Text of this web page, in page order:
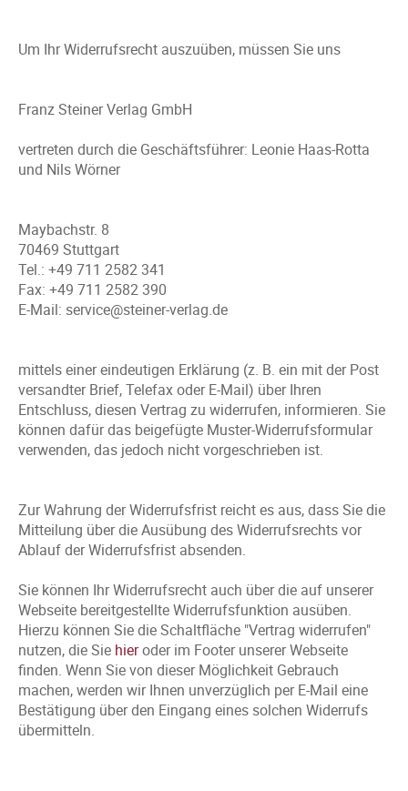
Um Ihr Widerrufsrecht auszuüben, müssen Sie uns
Franz Steiner Verlag GmbH
vertreten durch die Geschäftsführer: Leonie Haas-Rotta
und Nils Wörner
Maybachstr. 8
70469 Stuttgart
Tel.: +49 711 2582 341
Fax: +49 711 2582 390
E-Mail: service@steiner-verlag.de
mittels einer eindeutigen Erklärung (z. B. ein mit der Post
versandter Brief, Telefax oder E-Mail) über Ihren
Entschluss, diesen Vertrag zu widerrufen, informieren. Sie
können dafür das beigefügte Muster-Widerrufsformular
verwenden, das jedoch nicht vorgeschrieben ist.
Zur Wahrung der Widerrufsfrist reicht es aus, dass Sie die
Mitteilung über die Ausübung des Widerrufsrechts vor
Ablauf der Widerrufsfrist absenden.
Sie können Ihr Widerrufsrecht auch über die auf unserer
Webseite bereitgestellte Widerrufsfunktion ausüben.
Hierzu können Sie die Schaltfläche "Vertrag widerrufen"
nutzen, die Sie hieroder im Footer unserer Webseite
finden. Wenn Sie von dieser Möglichkeit Gebrauch
machen, werden wir Ihnen unverzüglich per E-Mail eine
Bestätigung über den Eingang eines solchen Widerrufs
übermitteln.